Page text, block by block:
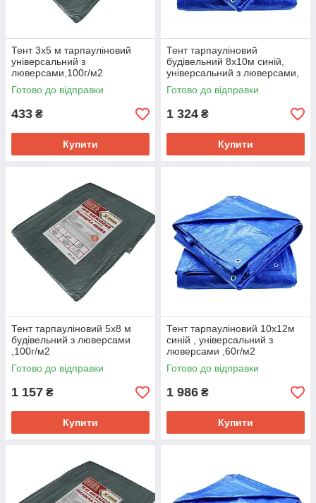
Тент 3х5 м тарпауліновий
універсальний з
люверсами,100г/м2
Готово до відправки
433 ₴
Купити
Тент тарпауліновий
будівельний 8х10м синій,
універсальний з люверсами,
60г/м2
Готово до відправки
1 324 ₴
Купити
Тент тарпауліновий 5х8 м
будівельний з люверсами
,100г/м2
Готово до відправки
1 157 ₴
Купити
Тент тарпауліновий 10х12м
синій , універсальний з
люверсами ,60г/м2
Готово до відправки
1 986 ₴
Купити